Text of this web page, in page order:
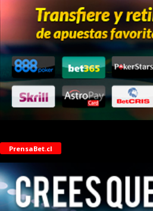
PrensaBet.cl